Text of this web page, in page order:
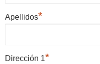
Apellidos*
Dirección 1*